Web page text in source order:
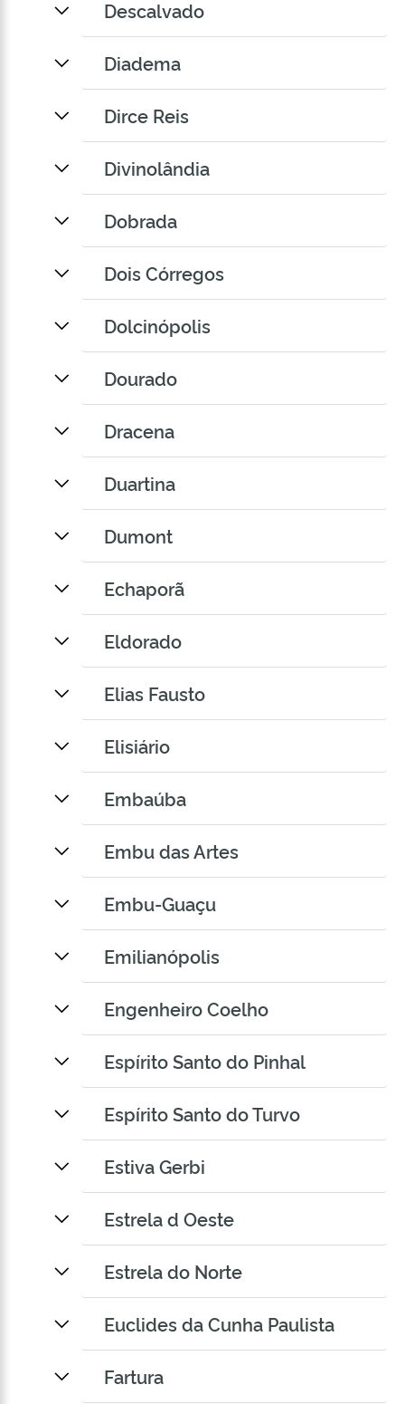
Descalvado
Diadema
Dirce Reis
Divinolândia
Dobrada
Dois Córregos
Dolcinópolis
Dourado
Dracena
Duartina
Dumont
Echaporã
Eldorado
Elias Fausto
Elisiário
Embaúba
Embu das Artes
Embu-Guaçu
Emilianópolis
Engenheiro Coelho
Espírito Santo do Pinhal
Espírito Santo do Turvo
Estiva Gerbi
Estrela d Oeste
Estrela do Norte
Euclides da Cunha Paulista
Fartura